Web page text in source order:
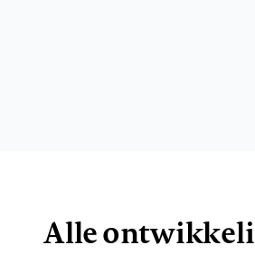
Alle